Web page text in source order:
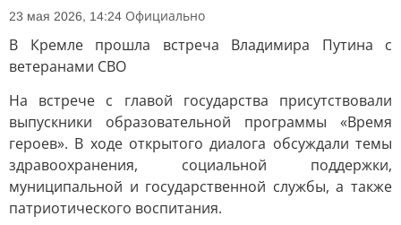
23 мая 2026, 14:24 Официально
В Кремле прошла встреча Владимира Путина с
ветеранами СВО
На встрече с главой государства присутствовали
выпускники образовательной программы «Время
героев». В ходе открытого диалога обсуждали темы
здравоохранения, социальной поддержки,
муниципальной и государственной службы, а также
патриотического воспитания.